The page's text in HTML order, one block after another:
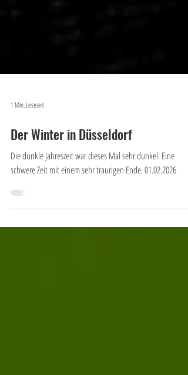
1 Min. Lesezeit
Der Winter in Düsseldorf
Die dunkle Jahreszeit war dieses Mal sehr dunkel. Eine